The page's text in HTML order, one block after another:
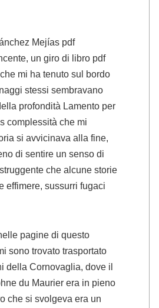
Mejías pdf
un giro di libro pdf
mi ha tenuto sul bordo
stessi sembravano
profondità Lamento per
complessità che mi
si avvicinava alla fine,
di sentire un senso di
che alcune storie
effimere, sussurri fugaci
pagine di questo
sono trovato trasportato
della Cornovaglia, dove il
du Maurier era in pieno
che si svolgeva era un